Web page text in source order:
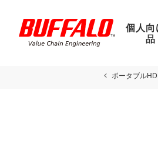
個人
品
ポータブル